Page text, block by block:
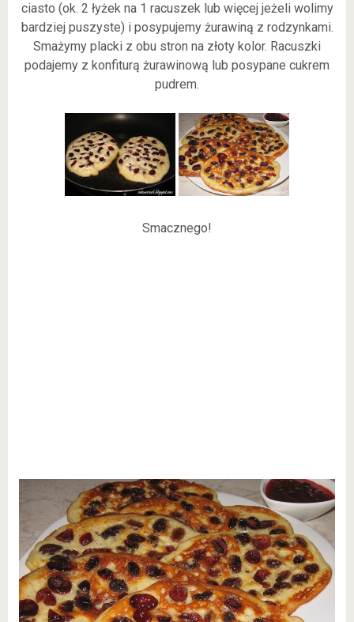
ciasto (ok. 2 łyżek na 1 racuszek lub więcej jeżeli wolimy
bardziej puszyste) i posypujemy żurawiną z rodzynkami.
Smażymy placki z obu stron na złoty kolor. Racuszki
podajemy z konfiturą żurawinową lub posypane cukrem
pudrem.
Smacznego!